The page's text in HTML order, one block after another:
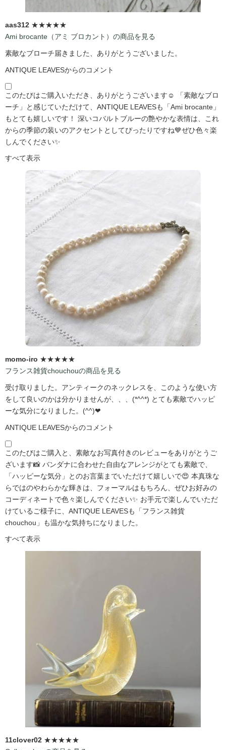
aas312 ★★★★★
Ami brocante（アミ ブロカント）の商品を見る
素敵なブローチ届きました、ありがとうございました。
ANTIQUE LEAVESからのコメント
このたびはご購入いただき、ありがとうございます☺️ 「素敵なブロ
ーチ」と感じていただけて、ANTIQUE LEAVESも「Ami brocante」
もとても嬉しいです！ 深いコバルトブルーの艶やかな表情は、これ
からの季節の装いのアクセントとしてぴったりですね💙ぜひ色々楽
しんでください✨
すべて表示
momo-iro ★★★★★
フランス雑貨chouchouの商品を見る
受け取りました。アンティークのネックレスを、このような使い方
をして良いのかは分かりませんが、、、(*^^*) とても素敵でハッピ
ーな気分になりました。(^^)❤
ANTIQUE LEAVESからのコメント
このたびはご購入と、素敵なお写真付きのレビューをありがとうご
ざいます📸 バンダナに合わせた自由なアレンジがとても素敵で、
「ハッピーな気分」とのお言葉までいただけて嬉しいで😍 本真珠な
らではのやわらかな輝きは、フォーマルはもちろん、ぜひお好みの
コーディネートで色々楽しんでください✨ お手元で楽しんでいただ
けているご様子に、ANTIQUE LEAVESも「フランス雑貨
chouchou」も温かな気持ちになりました。
すべて表示
11clover02 ★★★★★